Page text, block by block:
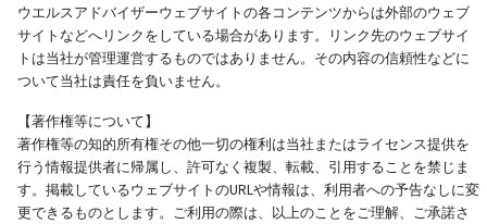
ウエルスアドバイザーウェブサイトの各コンテンツからは外部のウェブ
サイトなどへリンクをしている場合があります。リンク先のウェブサイ
トは当社が管理運営するものではありません。その内容の信頼性などに
ついて当社は責任を負いません。
【著作権等について】
著作権等の知的所有権その他一切の権利は当社またはライセンス提供を
行う情報提供者に帰属し、許可なく複製、転載、引用することを禁じま
す。掲載しているウェブサイトのURLや情報は、利用者への予告なしに変
更できるものとします。ご利用の際は、以上のことをご理解、ご承諾さ